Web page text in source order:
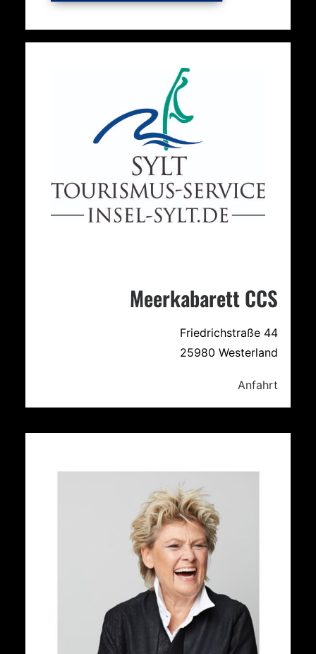
Meerkabarett CCS
Friedrichstraße 44
25980 Westerland
Anfahrt